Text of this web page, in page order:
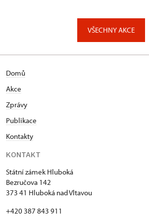
VŠECHNY AKCE
Domů
Akce
Zprávy
Publikace
Kontakty
KONTAKT
Státní zámek Hluboká
Bezručova 142
373 41 Hluboká nad Vltavou
+420 387 843 911